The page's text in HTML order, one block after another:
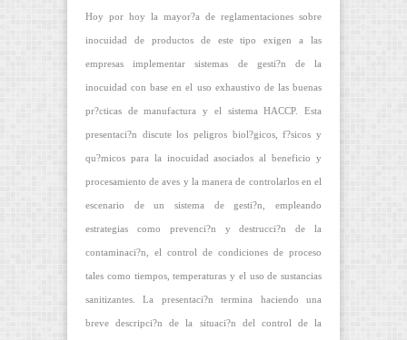
Hoy por hoy la mayor?a de reglamentaciones sobre
inocuidad de productos de este tipo exigen a las
empresas implementar sistemas de gesti?n de la
inocuidad con base en el uso exhaustivo de las buenas
pr?cticas de manufactura y el sistema HACCP. Esta
presentaci?n discute los peligros biol?gicos, f?sicos y
qu?micos para la inocuidad asociados al beneficio y
procesamiento de aves y la manera de controlarlos en el
escenario de un sistema de gesti?n, empleando
estrategias como prevenci?n y destrucci?n de la
contaminaci?n, el control de condiciones de proceso
tales como tiempos, temperaturas y el uso de sustancias
sanitizantes. La presentaci?n termina haciendo una
breve descripci?n de la situaci?n del control de la